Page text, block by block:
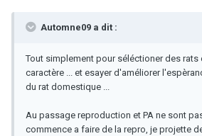
Automne09 a dit :
Tout simplement pour séléctioner des rats
caractère ... et esayer d'améliorer
du rat domestique ...
Au passage reproduction et PA ne sont
commence a faire de la repro, je projette